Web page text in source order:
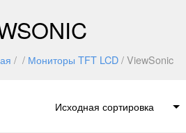
/ / Мониторы TFT LCD/ ViewSonic